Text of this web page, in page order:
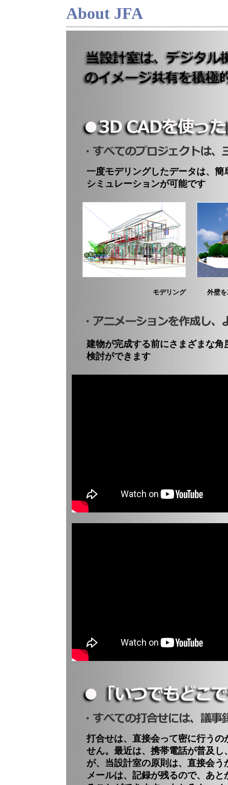
About JFA
一度モデリングしたデータは、
シミュレーションが可能です
モデリング 外壁
建物が完成する前にさまざまな
検討ができます
打合せは、直接会って密に行う
せん。最近は、携帯電話が普及
が、当設計室の原則は、直接会
メールは、記録が残るので、あ